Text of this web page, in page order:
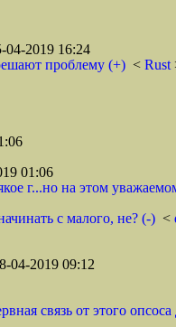
2019 16:24
проблему (+) < Rust
01:06
г...но на этом
с малого, не? (-) <
2019 09:12
связь от этого опсоса